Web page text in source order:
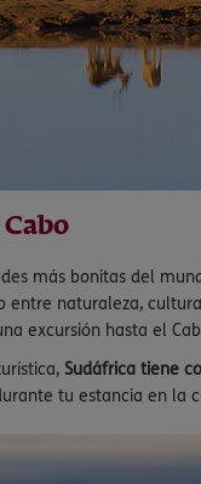
más bonitas del
naturaleza,
excursión hasta el
Sudáfrica tiene
tu estancia en la